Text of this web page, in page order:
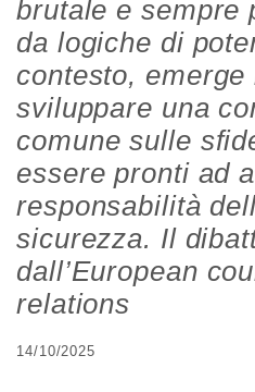
brutale e sempre
da logiche di
contesto,
sviluppare una
comune sulle
essere pronti ad
responsabilità
sicurezza. Il
dall’European
relations
14/10/2025